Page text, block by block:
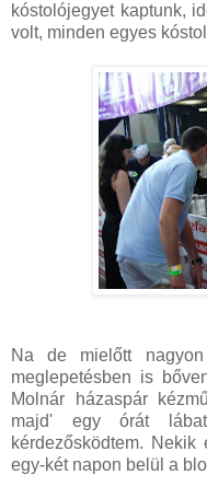
kóstolójegyet kaptunk,
volt, minden egyes
Na de mielőtt nagyon
meglepetésben is
Molnár házaspár
majd' egy órát
kérdezősködtem.
egy-két napon belül a